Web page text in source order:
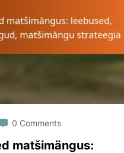
0 Comments
matšimängus: